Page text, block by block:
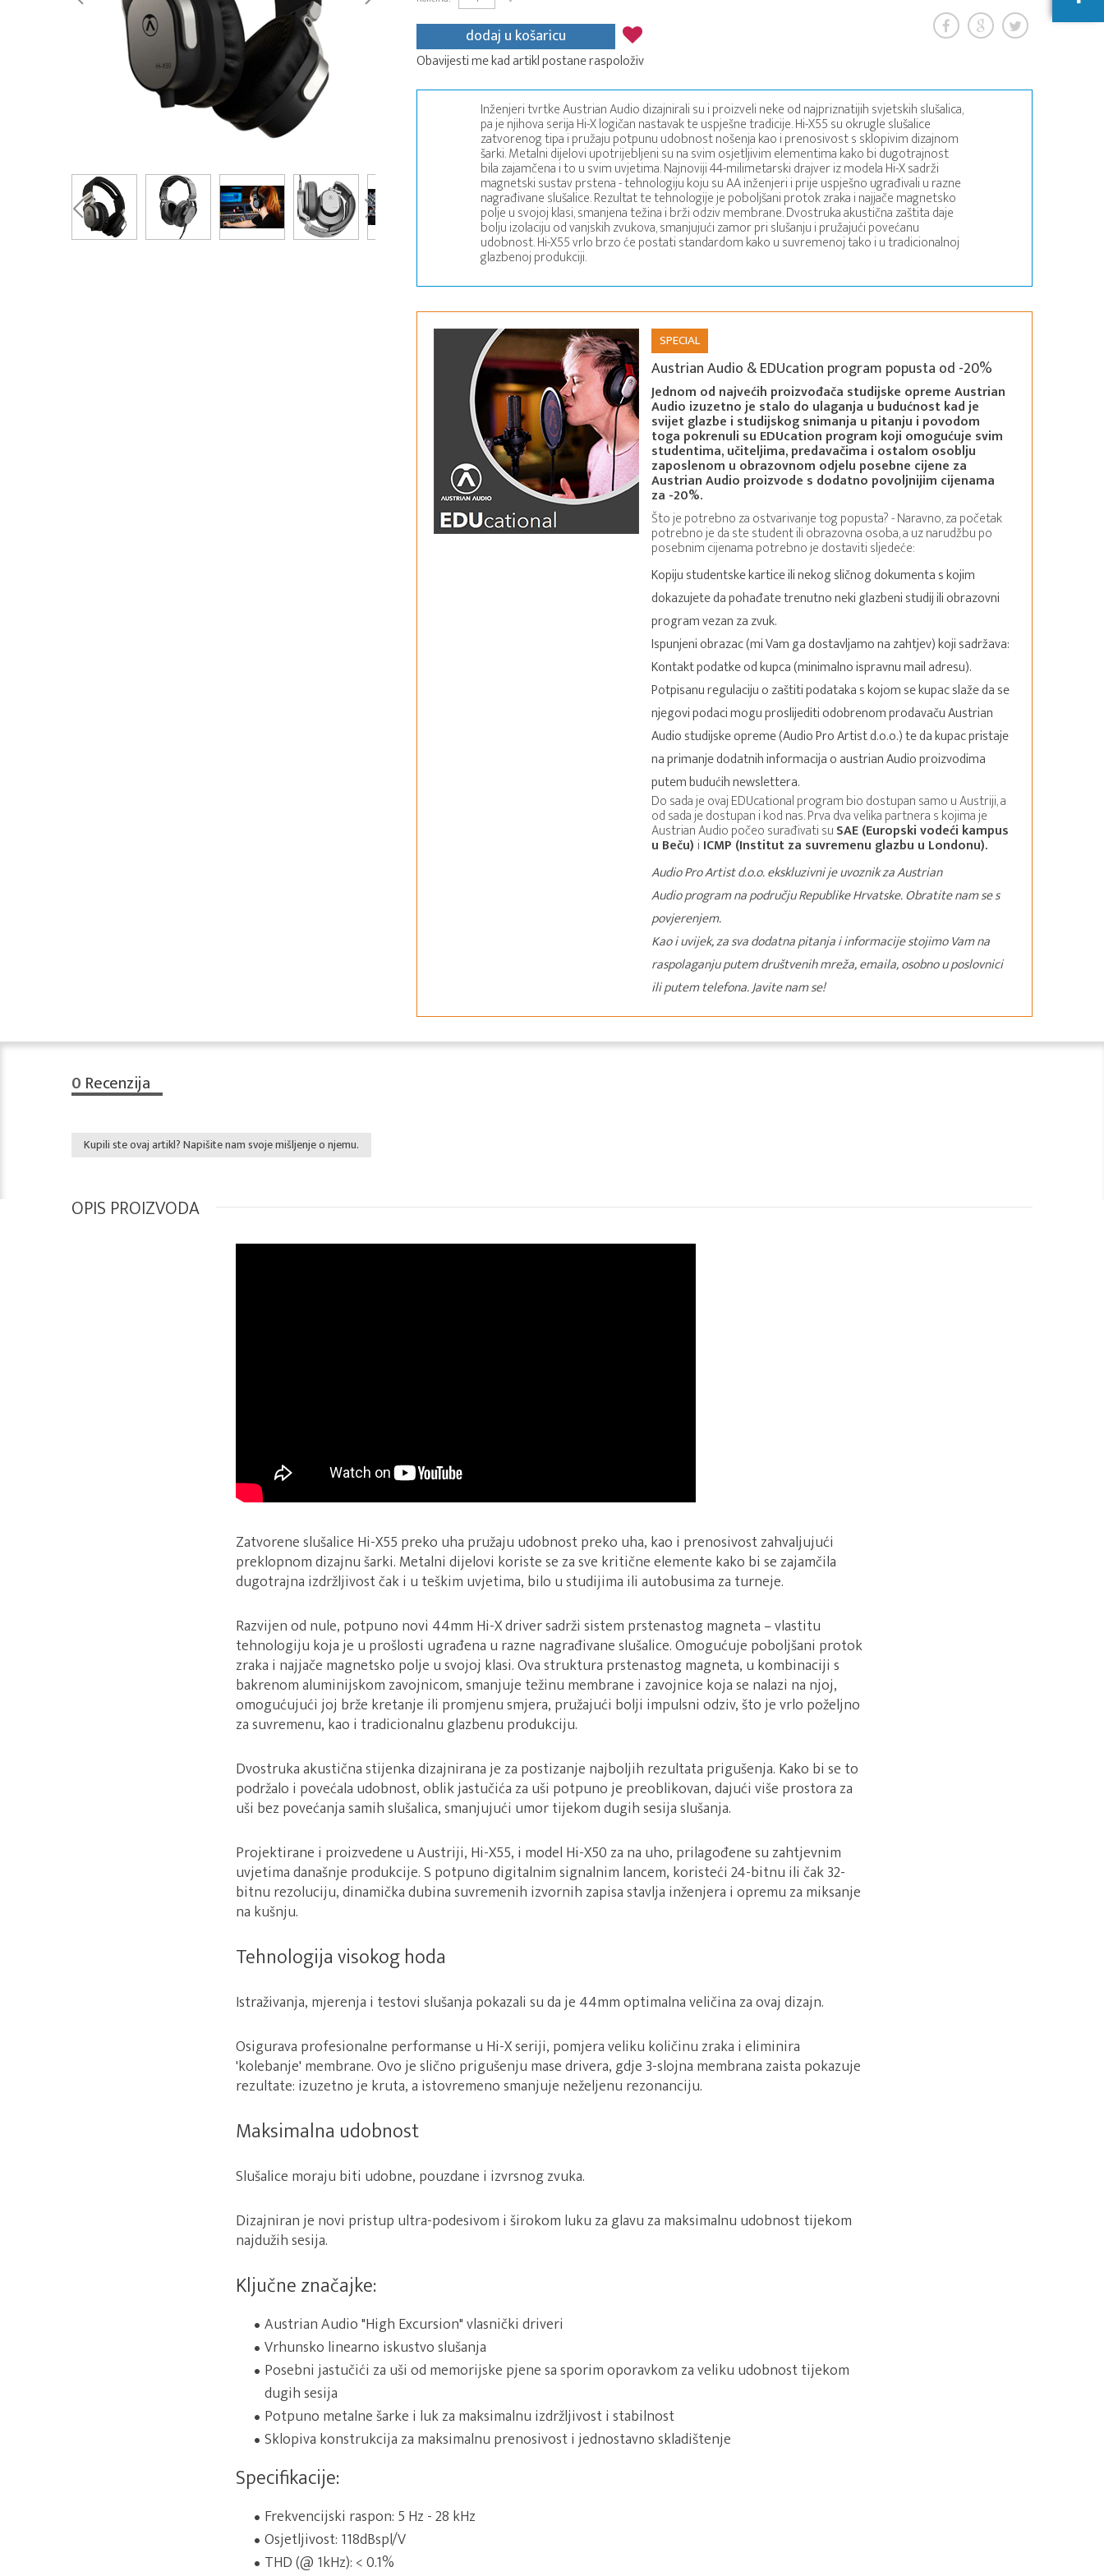
dodaj u košaricu
Obavijesti me kad artikl postane raspoloživ
Inženjeri tvrtke Austrian Audio dizajnirali su i proizveli neke od najpriznatijih svjetskih slušalica,
pa je njihova serija Hi-X logičan nastavak te uspješne tradicije. Hi-X55 su okrugle slušalice
zatvorenog tipa i pružaju potpunu udobnost nošenja kao i prenosivost s sklopivim dizajnom
šarki. Metalni dijelovi upotrijebljeni su na svim osjetljivim elementima kako bi dugotrajnost
bila zajamčena i to u svim uvjetima. Najnoviji 44-milimetarski drajver iz modela Hi-X sadrži
magnetski sustav prstena - tehnologiju koju su AA inženjeri i prije uspješno ugrađivali u razne
nagrađivane slušalice. Rezultat te tehnologije je poboljšani protok zraka i najjače magnetsko
polje u svojoj klasi, smanjena težina i brži odziv membrane. Dvostruka akustična zaštita daje
bolju izolaciju od vanjskih zvukova, smanjujući zamor pri slušanju i pružajući povećanu
udobnost. Hi-X55 vrlo brzo će postati standardom kako u suvremenoj tako i u tradicionalnoj
glazbenoj produkciji.
SPECIAL
Austrian Audio & EDUcation program popusta od -20%
Jednom od najvećih proizvođača studijske opreme Austrian
Audio izuzetno je stalo do ulaganja u budućnost kad je
svijet glazbe i studijskog snimanja u pitanju i povodom
toga pokrenuli su EDUcation program koji omogućuje svim
studentima, učiteljima, predavačima i ostalom osoblju
zaposlenom u obrazovnom odjelu posebne cijene za
Austrian Audio proizvode s dodatno povoljnijim cijenama
za -20%.
Što je potrebno za ostvarivanje tog popusta? - Naravno, za početak
potrebno je da ste student ili obrazovna osoba, a uz narudžbu po
posebnim cijenama potrebno je dostaviti sljedeće:
Kopiju studentske kartice ili nekog sličnog dokumenta s kojim
dokazujete da pohađate trenutno neki glazbeni studij ili obrazovni
program vezan za zvuk.
Ispunjeni obrazac (mi Vam ga dostavljamo na zahtjev) koji sadržava:
Kontakt podatke od kupca (minimalno ispravnu mail adresu).
Potpisanu regulaciju o zaštiti podataka s kojom se kupac slaže da se
njegovi podaci mogu proslijediti odobrenom prodavaču Austrian
Audio studijske opreme (Audio Pro Artist d.o.o.) te da kupac pristaje
na primanje dodatnih informacija o austrian Audio proizvodima
putem budućih newslettera.
Do sada je ovaj EDUcational program bio dostupan samo u Austriji, a
od sada je dostupan i kod nas. Prva dva velika partnera s kojima je
Austrian Audio počeo surađivati suSAE (Europski vodeći kampus
u Beču) i ICMP (Institut za suvremenu glazbu u Londonu).
Audio Pro Artist d.o.o. ekskluzivni je uvoznik za Austrian
Audio program na području Republike Hrvatske. Obratite nam se s
povjerenjem.
Kao i uvijek, za sva dodatna pitanja i informacije stojimo Vam na
raspolaganju putem društvenih mreža, emaila, osobno u poslovnici
ili putem telefona. Javite nam se!
0 Recenzija
Kupili ste ovaj artikl? Napišite nam svoje mišljenje o njemu.
OPIS PROIZVODA
Zatvorene slušalice Hi-X55 preko uha pružaju udobnost preko uha, kao i prenosivost zahvaljujući
preklopnom dizajnu šarki. Metalni dijelovi koriste se za sve kritične elemente kako bi se zajamčila
dugotrajna izdržljivost čak i u teškim uvjetima, bilo u studijima ili autobusima za turneje.
Razvijen od nule, potpuno novi 44mm Hi-X driver sadrži sistem prstenastog magneta – vlastitu
tehnologiju koja je u prošlosti ugrađena u razne nagrađivane slušalice. Omogućuje poboljšani protok
zraka i najjače magnetsko polje u svojoj klasi. Ova struktura prstenastog magneta, u kombinaciji s
bakrenom aluminijskom zavojnicom, smanjuje težinu membrane i zavojnice koja se nalazi na njoj,
omogućujući joj brže kretanje ili promjenu smjera, pružajući bolji impulsni odziv, što je vrlo poželjno
za suvremenu, kao i tradicionalnu glazbenu produkciju.
Dvostruka akustična stijenka dizajnirana je za postizanje najboljih rezultata prigušenja. Kako bi se to
podržalo i povećala udobnost, oblik jastučića za uši potpuno je preoblikovan, dajući više prostora za
uši bez povećanja samih slušalica, smanjujući umor tijekom dugih sesija slušanja.
Projektirane i proizvedene u Austriji, Hi-X55, i model Hi-X50 za na uho, prilagođene su zahtjevnim
uvjetima današnje produkcije. S potpuno digitalnim signalnim lancem, koristeći 24-bitnu ili čak 32-
bitnu rezoluciju, dinamička dubina suvremenih izvornih zapisa stavlja inženjera i opremu za miksanje
na kušnju.
Tehnologija visokog hoda
Istraživanja, mjerenja i testovi slušanja pokazali su da je 44mm optimalna veličina za ovaj dizajn.
Osigurava profesionalne performanse u Hi-X seriji, pomjera veliku količinu zraka i eliminira
'kolebanje' membrane. Ovo je slično prigušenju mase drivera, gdje 3-slojna membrana zaista pokazuje
rezultate: izuzetno je kruta, a istovremeno smanjuje neželjenu rezonanciju.
Maksimalna udobnost
Slušalice moraju biti udobne, pouzdane i izvrsnog zvuka.
Dizajniran je novi pristup ultra-podesivom i širokom luku za glavu za maksimalnu udobnost tijekom
najdužih sesija.
Ključne značajke:
Austrian Audio "High Excursion" vlasnički driveri
Vrhunsko linearno iskustvo slušanja
Posebni jastučići za uši od memorijske pjene sa sporim oporavkom za veliku udobnost tijekom
dugih sesija
Potpuno metalne šarke i luk za maksimalnu izdržljivost i stabilnost
Sklopiva konstrukcija za maksimalnu prenosivost i jednostavno skladištenje
Specifikacije:
Frekvencijski raspon: 5 Hz - 28 kHz
Osjetljivost: 118dBspl/V
THD (@ 1kHz): < 0.1%